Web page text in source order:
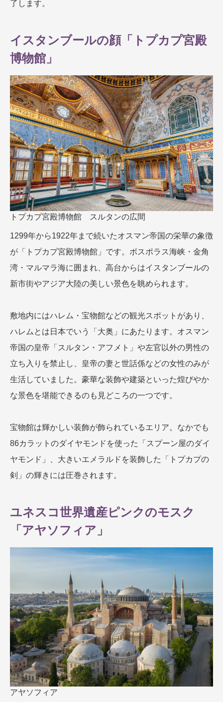
了します。
イスタンブールの顔「トプカプ宮殿
博物館」
トプカプ宮殿博物館 スルタンの広間
1299年から1922年まで続いたオスマン帝国の栄華の象徴
が「トプカプ宮殿博物館」です。ボスポラス海峡・金角
湾・マルマラ海に囲まれ、高台からはイスタンブールの
新市街やアジア大陸の美しい景色を眺められます。
敷地内にはハレム・宝物館などの観光スポットがあり、
ハレムとは日本でいう「大奥」にあたります。オスマン
帝国の皇帝「スルタン・アフメト」や左官以外の男性の
立ち入りを禁止し、皇帝の妻と世話係などの女性のみが
生活していました。豪華な装飾や建築といった煌びやか
な景色を堪能できるのも見どころの一つです。
宝物館は輝かしい装飾が飾られているエリア。なかでも
86カラットのダイヤモンドを使った「スプーン屋のダイ
ヤモンド」、大きいエメラルドを装飾した「トプカプの
剣」の輝きには圧巻されます。
ユネスコ世界遺産ピンクのモスク
「アヤソフィア」
アヤソフィア